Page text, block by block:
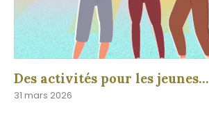
Des activités pour les jeunes…
31 mars 2026